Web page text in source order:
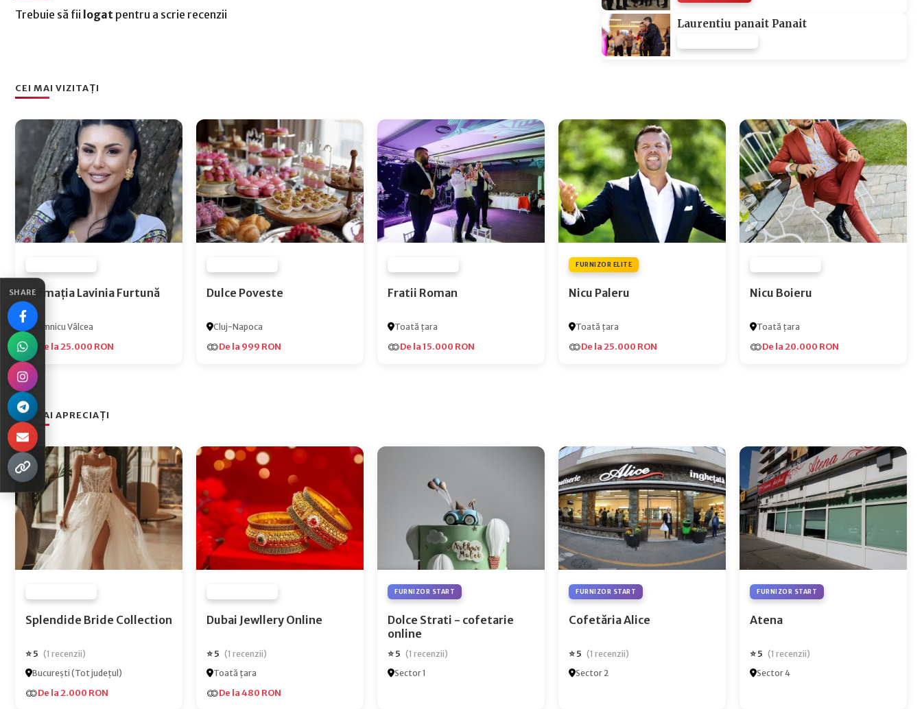
SHARE
Laurentiu panait Panait
Trebuie să fii logat pentru a scrie recenzii
CEI MAI VIZITAȚI
Formația Lavinia Furtună
Râmnicu Vâlcea
De la 25.000 RON
Dulce Poveste
Cluj-Napoca
De la 999 RON
Fratii Roman
Toată țara
De la 15.000 RON
FURNIZOR ELITE
Nicu Paleru
Toată țara
De la 25.000 RON
Nicu Boieru
Toată țara
De la 20.000 RON
CEI MAI APRECIAȚI
Splendide Bride Collection
⭐ 5 (1 recenzii)
București (Tot județul)
De la 2.000 RON
Dubai Jewllery Online
⭐ 5 (1 recenzii)
Toată țara
De la 480 RON
FURNIZOR START
Dolce Strati - cofetarie
online
⭐ 5 (1 recenzii)
Sector 1
FURNIZOR START
Cofetăria Alice
⭐ 5 (1 recenzii)
Sector 2
FURNIZOR START
Atena
⭐ 5 (1 recenzii)
Sector 4